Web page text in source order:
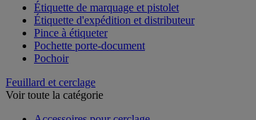
Étiquette de marquage et pistolet
Étiquette d'expédition et distributeur
Pince à étiqueter
Pochette porte-document
Pochoir
Feuillard et cerclage
Voir toute la catégorie